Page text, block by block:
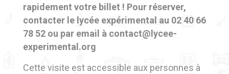
rapidement votre billet ! Pour réserver,
contacter le lycée expérimental au 02 40 66
78 52 ou par email à contact@lycee-
experimental.org
Cette visite est accessible aux personnes à